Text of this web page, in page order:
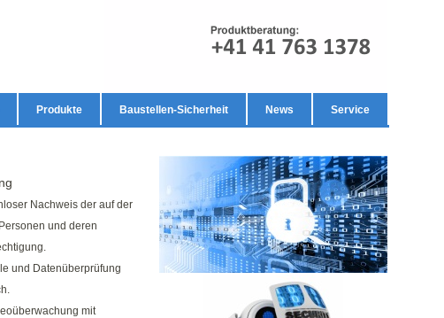
Produkte Baustellen-Sicherheit News Service
Nachweis der auf der
und deren
und Datenüberprüfung
mit
ZUTRITTSKONTROLLE
PATRONUM SECURITY SUITE